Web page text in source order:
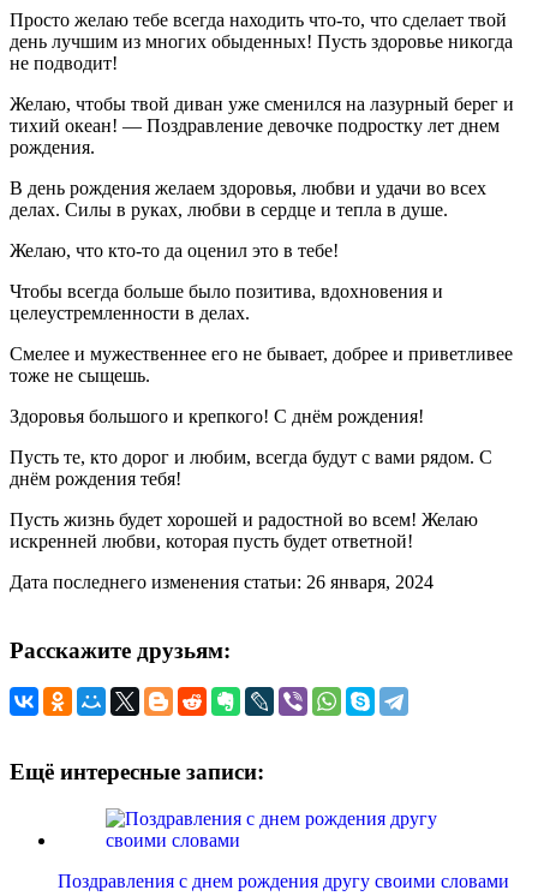
Просто желаю тебе всегда находить что-то, что сделает твой
день лучшим из многих обыденных! Пусть здоровье никогда
не подводит!
Желаю, чтобы твой диван уже сменился на лазурный берег и
тихий океан! — Поздравление девочке подростку лет днем
рождения.
В день рождения желаем здоровья, любви и удачи во всех
делах. Силы в руках, любви в сердце и тепла в душе.
Желаю, что кто-то да оценил это в тебе!
Чтобы всегда больше было позитива, вдохновения и
целеустремленности в делах.
Смелее и мужественнее его не бывает, добрее и приветливее
тоже не сыщешь.
Здоровья большого и крепкого! С днём рождения!
Пусть те, кто дорог и любим, всегда будут с вами рядом. С
днём рождения тебя!
Пусть жизнь будет хорошей и радостной во всем! Желаю
искренней любви, которая пусть будет ответной!
Дата последнего изменения статьи: 26 января, 2024
Расскажите друзьям:
Ещё интересные записи:
Поздравления с днем рождения другу своими словами